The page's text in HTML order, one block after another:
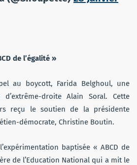
de l’égalité »
au boycott, Farida Belghoul, une
d’extrême-droite Alain Soral. Cette
reçu le soutien de la présidente
démocrate, Christine Boutin.
baptisée « ABCD de
de l’Education National qui a mit le